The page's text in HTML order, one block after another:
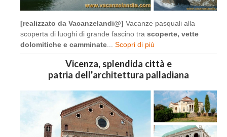
[realizzato da Vacanzelandi@] Vacanze pasquali alla
scoperta di luoghi di grande fascino tra scoperte, vette
dolomitiche e camminate
Scopri di più
Vicenza, splendida città e
patria dell'architettura palladiana